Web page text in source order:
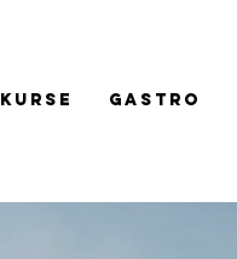
Kurse Gastro